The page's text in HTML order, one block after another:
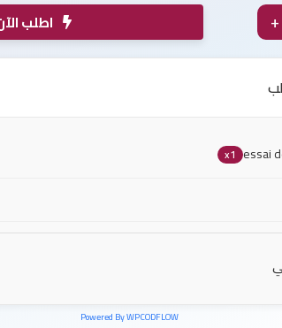
+ اطلب الآن
essai
x1
Powered By WPCODFLOW